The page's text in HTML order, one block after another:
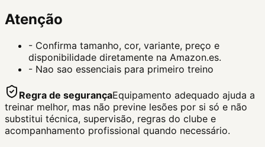
Atenção
- Confirma tamanho, cor, variante, preço e
disponibilidade diretamente na Amazon.es.
- Nao sao essenciais para primeiro treino
Regra de segurançaEquipamento adequado ajuda a
treinar melhor, mas não previne lesões por si só e não
substitui técnica, supervisão, regras do clube e
acompanhamento profissional quando necessário.